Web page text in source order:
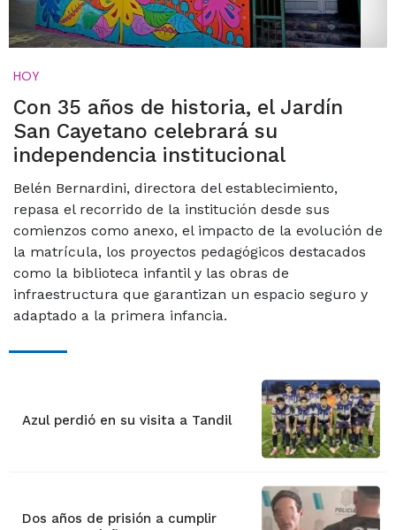
HOY
Con 35 años de historia, el Jardín
San Cayetano celebrará su
independencia institucional
Belén Bernardini, directora del establecimiento,
repasa el recorrido de la institución desde sus
comienzos como anexo, el impacto de la evolución de
la matrícula, los proyectos pedagógicos destacados
como la biblioteca infantil y las obras de
infraestructura que garantizan un espacio seguro y
adaptado a la primera infancia.
Azul perdió en su visita a Tandil
Dos años de prisión a cumplir